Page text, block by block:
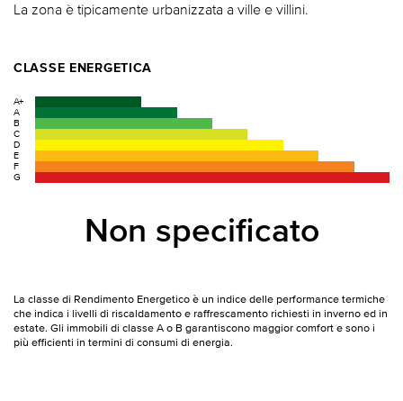
La zona è tipicamente urbanizzata a ville e villini.
CLASSE ENERGETICA
A+
A
B
C
D
E
F
G
Non specificato
La classe di Rendimento Energetico è un indice delle performance termiche
che indica i livelli di riscaldamento e raffrescamento richiesti in inverno ed in
estate. Gli immobili di classe A o B garantiscono maggior comfort e sono i
più efficienti in termini di consumi di energia.